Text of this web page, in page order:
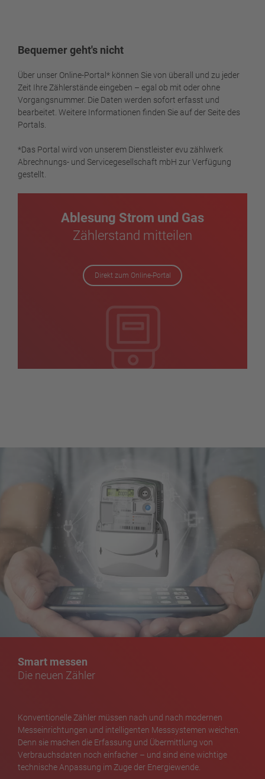
Bequemer geht's nicht
Über unser Online-Portal* können Sie von überall und zu jeder
Zeit Ihre Zählerstände eingeben – egal ob mit oder ohne
Vorgangsnummer. Die Daten werden sofort erfasst und
bearbeitet. Weitere Informationen finden Sie auf der Seite des
Portals.
*Das Portal wird von unserem Dienstleister evu zählwerk
Abrechnungs- und Servicegesellschaft mbH zur Verfügung
gestellt.
Ablesung Strom und Gas
Zählerstand mitteilen
Direkt zum Online-Portal
Smart messen
Die neuen Zähler
Konventionelle Zähler müssen nach und nach modernen
Messeinrichtungen und intelligenten Messsystemen weichen.
Denn sie machen die Erfassung und Übermittlung von
Verbrauchsdaten noch einfacher – und sind eine wichtige
technische Anpassung im Zuge der Energiewende.